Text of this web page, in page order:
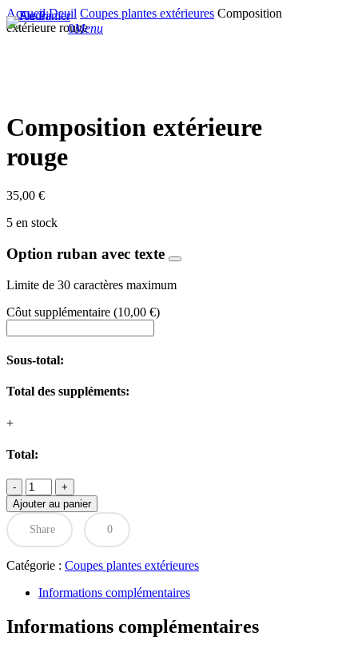
Skip
to
search
0Menu
Accueil Deuil Coupes plantes extérieures Composition
extérieure rouge
Composition extérieure
rouge
35,00 €
5 en stock
Option ruban avec texte
Limite de 30 caractères maximum
Côut supplémentaire (10,00 €)
Sous-total:
Total des suppléments:
+
Total:
quantité
de
Composition
extérieure
Ajouter au panier
Share 0
Catégorie : Coupes plantes extérieures
Informations complémentaires
Informations complémentaires